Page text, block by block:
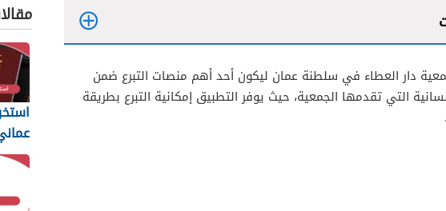
دار العطاء في سلطنة عمان ليكون أحد أهم منصات التبرع ضمن
التي تقدمها الجمعية، حيث يوفر التطبيق إمكانية التبرع بطريقة
يجب